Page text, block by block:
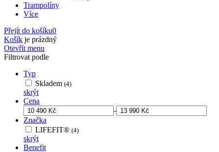
Trampolíny
Více
Přejít do košíku0
Košík je prázdný
Otevřít menu
Filtrovat podle
Typ
Skladem (4)
skrýt
Cena
-
Značka
LIFEFIT® (4)
skrýt
Benefit